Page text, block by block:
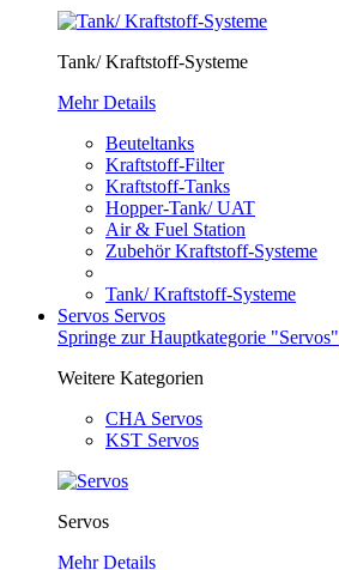
Tank/ Kraftstoff-Systeme
Mehr Details
Beuteltanks
Kraftstoff-Filter
Kraftstoff-Tanks
Hopper-Tank/ UAT
Air & Fuel Station
Zubehör Kraftstoff-Systeme
Tank/ Kraftstoff-Systeme
Servos Servos
Springe zur Hauptkategorie "Servos"
Weitere Kategorien
CHA Servos
KST Servos
Servos
Mehr Details